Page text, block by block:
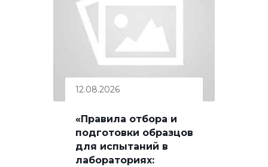
12.08.2026
«Правила отбора и
подготовки образцов
для испытаний в
лабораториях: